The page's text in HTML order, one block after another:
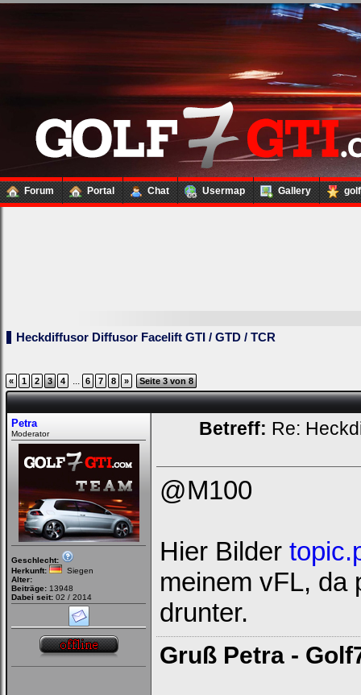
Forum Portal Chat Usermap Gallery
Heckdiffusor Diffusor Facelift GTI / GTD / TCR
« 1 2 3 4 ... 6 7 8 » Seite 3 von 8
Petra
Moderator
Geschlecht:
Herkunft:
Siegen
Alter:
Beiträge: 13948
Dabei seit: 02 / 2014
Betreff: Re:
@M100
Hier Bilder
meinem vFL, da
drunter.
Gruß Petra -